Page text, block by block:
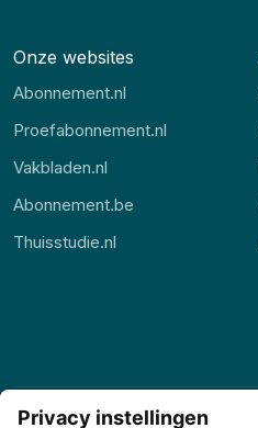
Onze websites
Abonnement.nl
Proefabonnement.nl
Vakbladen.nl
Abonnement.be
Thuisstudie.nl